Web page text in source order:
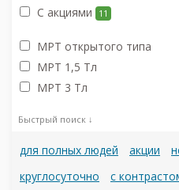
С акциями
11
МРТ открытого типа
МРТ 1,5 Тл
МРТ 3 Тл
Быстрый поиск ↓
для полных людей акции
круглосуточно
с